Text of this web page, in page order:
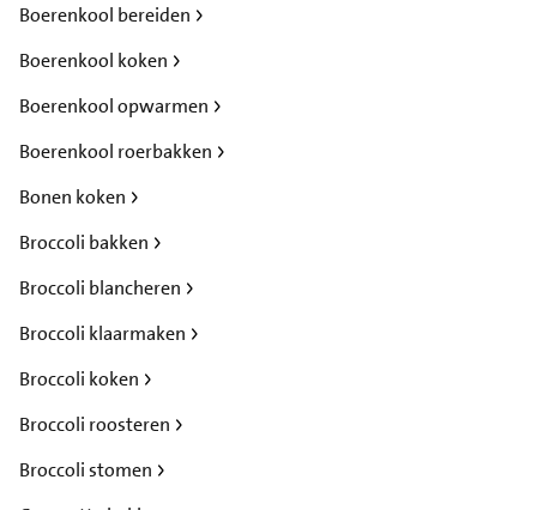
Boerenkool bereiden
Boerenkool koken
Boerenkool opwarmen
Boerenkool roerbakken
Bonen koken
Broccoli bakken
Broccoli blancheren
Broccoli klaarmaken
Broccoli koken
Broccoli roosteren
Broccoli stomen